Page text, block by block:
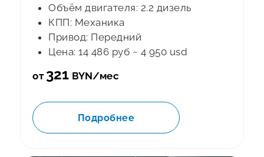
Объём двигателя: 2.2 дизель
КПП: Механика
Привод: Передний
Цена: 14 486 руб ~ 4 950 usd
от 321 BYN/мес
Подробнее